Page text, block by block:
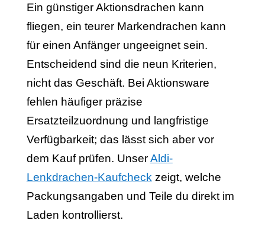
Ein günstiger Aktionsdrachen kann
fliegen, ein teurer Markendrachen kann
für einen Anfänger ungeeignet sein.
Entscheidend sind die neun Kriterien,
nicht das Geschäft. Bei Aktionsware
fehlen häufiger präzise
Ersatzteilzuordnung und langfristige
Verfügbarkeit; das lässt sich aber vor
dem Kauf prüfen. UnserAldi-
Lenkdrachen-Kaufcheckzeigt, welche
Packungsangaben und Teile du direkt im
Laden kontrollierst.